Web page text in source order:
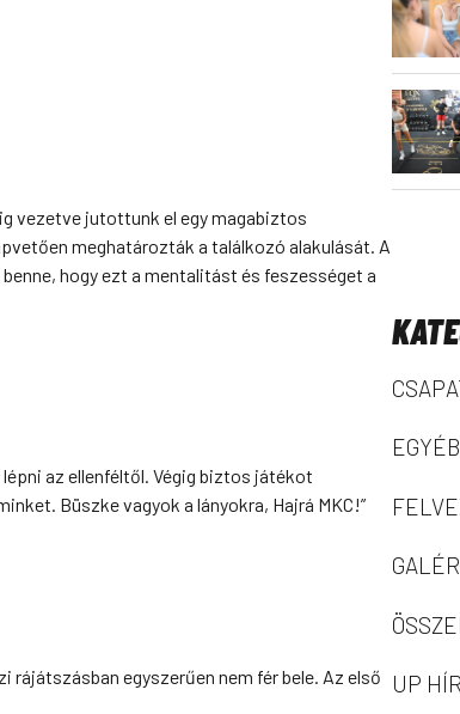
vezetve jutottunk el egy magabiztos
meghatározták a találkozó alakulását. A
hogy ezt a mentalitást és feszességet a
az ellenféltől. Végig biztos játékot
Büszke vagyok a lányokra, Hajrá MKC!”
rájátszásban egyszerűen nem fér bele. Az első
EGYÉB
UP